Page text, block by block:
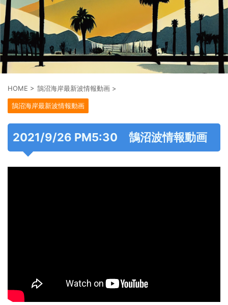
HOME > 鵠沼海岸最新波情報動画 >
鵠沼海岸最新波情報動画
2021/9/26 PM5:30 鵠沼波情報動画